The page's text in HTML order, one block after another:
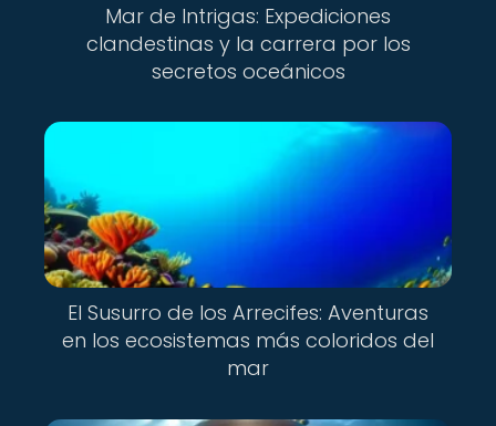
Mar de Intrigas: Expediciones
clandestinas y la carrera por los
secretos oceánicos
El Susurro de los Arrecifes: Aventuras
en los ecosistemas más coloridos del
mar